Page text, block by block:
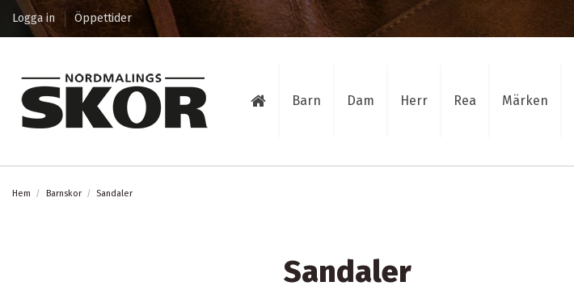
Logga in Öppettider
Barn Dam Herr Rea Märken
Hem Barnskor Sandaler
Sandaler